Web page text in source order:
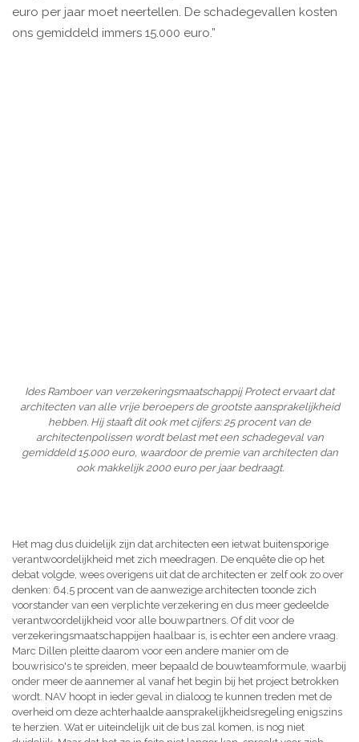
euro per jaar moet neertellen. De schadegevallen kosten
ons gemiddeld immers 15.000 euro.”
Ides Ramboer van verzekeringsmaatschappij Protect ervaart dat
architecten van alle vrije beroepers de grootste aansprakelijkheid
hebben. Hij staaft dit ook met cijfers: 25 procent van de
architectenpolissen wordt belast met een schadegeval van
gemiddeld 15.000 euro, waardoor de premie van architecten dan
ook makkelijk 2000 euro per jaar bedraagt.
Het mag dus duidelijk zijn dat architecten een ietwat buitensporige
verantwoordelijkheid met zich meedragen. De enquête die op het
debat volgde, wees overigens uit dat de architecten er zelf ook zo over
denken: 64,5 procent van de aanwezige architecten toonde zich
voorstander van een verplichte verzekering en dus meer gedeelde
verantwoordelijkheid voor alle bouwpartners. Of dit voor de
verzekeringsmaatschappijen haalbaar is, is echter een andere vraag.
Marc Dillen pleitte daarom voor een andere manier om de
bouwrisico's te spreiden, meer bepaald de bouwteamformule, waarbij
onder meer de aannemer al vanaf het begin bij het project betrokken
wordt. NAV hoopt in ieder geval in dialoog te kunnen treden met de
overheid om deze achterhaalde aansprakelijkheidsregeling enigszins
te herzien. Wat er uiteindelijk uit de bus zal komen, is nog niet